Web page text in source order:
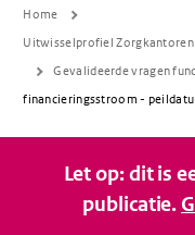
Home
Uitwisselprofiel
Gevalideerde vragen
financieringsstroom -
Let op: dit is
publicatie.